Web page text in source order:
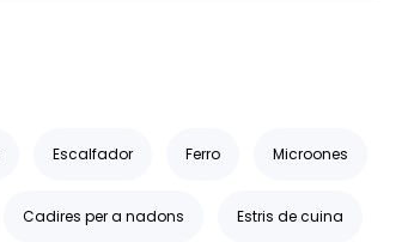
Escalfador Ferro Microones
Cadires per a nadons Estris de cuina